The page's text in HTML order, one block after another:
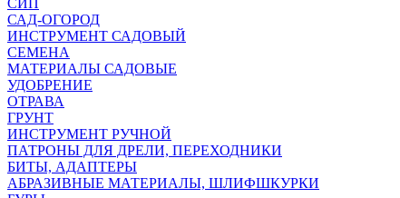
СИП
САД-ОГОРОД
ИНСТРУМЕНТ САДОВЫЙ
СЕМЕНА
МАТЕРИАЛЫ САДОВЫЕ
УДОБРЕНИЕ
ОТРАВА
ГРУНТ
ИНСТРУМЕНТ РУЧНОЙ
ПАТРОНЫ ДЛЯ ДРЕЛИ, ПЕРЕХОДНИКИ
БИТЫ, АДАПТЕРЫ
АБРАЗИВНЫЕ МАТЕРИАЛЫ, ШЛИФШКУРКИ